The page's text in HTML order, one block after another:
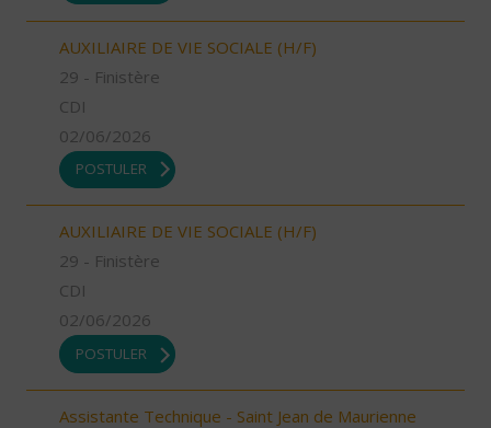
AUXILIAIRE DE VIE SOCIALE (H/F)
29 - Finistère
CDI
02/06/2026
POSTULER
AUXILIAIRE DE VIE SOCIALE (H/F)
29 - Finistère
CDI
02/06/2026
POSTULER
Assistante Technique - Saint Jean de Maurienne